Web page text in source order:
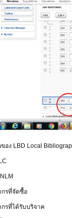
อง LBD Local
กรที่จัดซื้อ
รที่ได้รับบริจาค